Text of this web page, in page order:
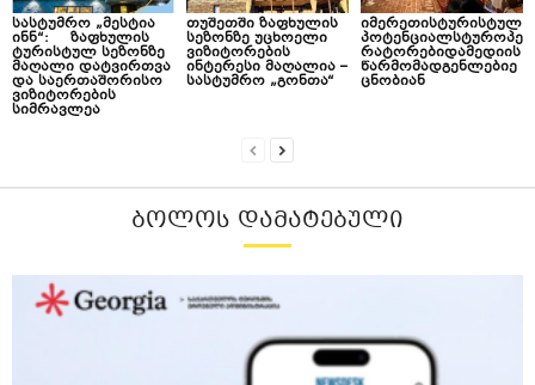
სასტუმრო „მესტია
ინნ“: ზაფხულის
ტურისტულ სეზონზე
მაღალი დატვირთვა
და საერთაშორისო
ვიზიტორების
სიმრავლეა
თუშეთში ზაფხულის
სეზონზე უცხოელი
ვიზიტორების
ინტერესი მაღალია –
სასტუმრო „გონთა“
იმერეთისტურისტულ
პოტენციალსტუროპე
რატორებიდამედიის
წარმომადგენლებიე
ცნობიან
ᲑᲝᲚᲝᲡ ᲓᲐᲛᲐᲢᲔᲑᲣᲚᲘ